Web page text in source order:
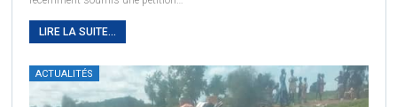
LIRE LA SUITE...
ACTUALITÉS